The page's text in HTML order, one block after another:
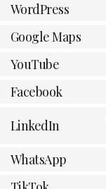
WordPress
Google Maps
YouTube
Facebook
LinkedIn
WhatsApp